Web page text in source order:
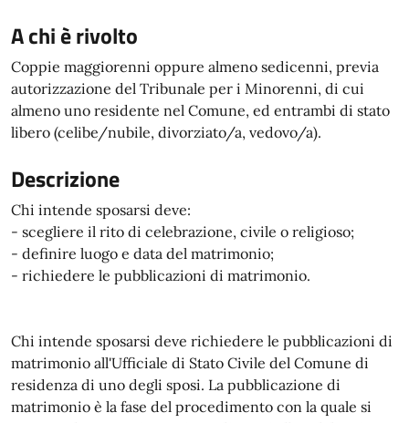
A chi è rivolto
Coppie maggiorenni oppure almeno sedicenni, previa
autorizzazione del Tribunale per i Minorenni, di cui
almeno uno residente nel Comune, ed entrambi di stato
libero (celibe/nubile, divorziato/a, vedovo/a).
Descrizione
Chi intende sposarsi deve:
- scegliere il rito di celebrazione, civile o religioso;
- definire luogo e data del matrimonio;
- richiedere le pubblicazioni di matrimonio.
Chi intende sposarsi deve richiedere le pubblicazioni di
matrimonio all'Ufficiale di Stato Civile del Comune di
residenza di uno degli sposi. La pubblicazione di
matrimonio è la fase del procedimento con la quale si